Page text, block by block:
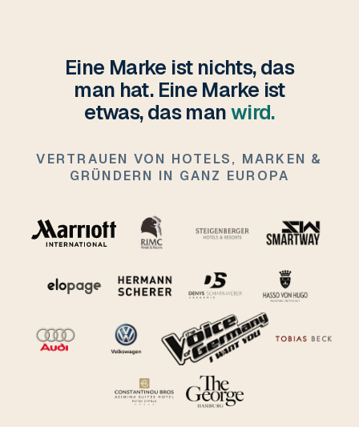
Eine Marke ist nichts, das
man hat. Eine Marke ist
etwas, das manwird.
VERTRAUEN VON HOTELS, MARKEN &
GRÜNDERN IN GANZ EUROPA